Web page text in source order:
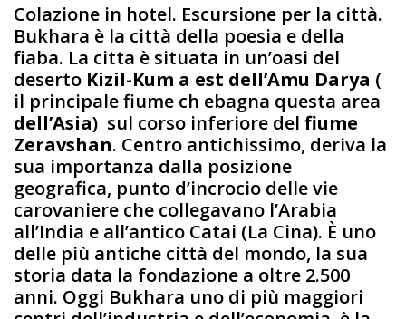
Colazione in hotel. Escursione per la città.
Bukhara è la città della poesia e della
fiaba. La cittа è situata in un’oasi del
deserto Kizil-Kum a est dell’Amu Darya (
il principale fiume ch ebagna questa area
dell’Asia) sul corso inferiore del fiume
Zeravshan. Centro antichissimo, deriva la
sua importanza dalla posizione
geografica, punto d’incrocio delle vie
carovaniere che collegavano l’Arabia
all’India e all’antico Catai (La Cina). È uno
delle più antiche città del mondo, la sua
storia data la fondazione a oltre 2.500
anni. Oggi Bukhara uno di più maggiori